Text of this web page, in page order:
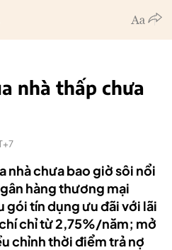
nhà thấp chưa
nhà chưa bao giờ sôi nổi
hàng thương mại
gói tín dụng ưu đãi với lãi
chỉ từ 2,75%/năm; mở
chỉnh thời điểm trả nợ